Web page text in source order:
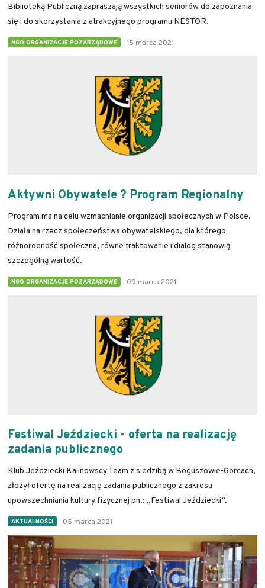
Biblioteką Publiczną zapraszają wszystkich seniorów do zapoznania
się i do skorzystania z atrakcyjnego programu NESTOR.
NGO ORGANIZACJE POZARZĄDOWE 15 marca 2021
Aktywni Obywatele ? Program Regionalny
Program ma na celu wzmacnianie organizacji społecznych w Polsce.
Działa na rzecz społeczeństwa obywatelskiego, dla którego
różnorodność społeczna, równe traktowanie i dialog stanowią
szczególną wartość.
NGO ORGANIZACJE POZARZĄDOWE 09 marca 2021
Festiwal Jeździecki - oferta na realizację
zadania publicznego
Klub Jeździecki Kalinowscy Team z siedzibą w Boguszowie-Gorcach,
złożył ofertę na realizację zadania publicznego z zakresu
upowszechniania kultury fizycznej pn.: „Festiwal Jeździecki”.
AKTUALNOŚCI 05 marca 2021